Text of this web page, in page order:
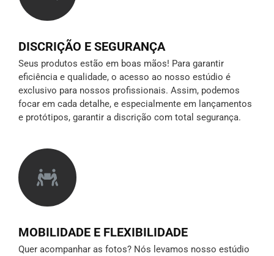
DISCRIÇÃO E SEGURANÇA
Seus produtos estão em boas mãos! Para garantir
eficiência e qualidade, o acesso ao nosso estúdio é
exclusivo para nossos profissionais. Assim, podemos
focar em cada detalhe, e especialmente em lançamentos
e protótipos, garantir a discrição com total segurança.
MOBILIDADE E FLEXIBILIDADE
Quer acompanhar as fotos? Nós levamos nosso estúdio